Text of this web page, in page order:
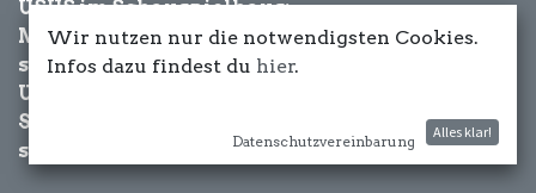
USUS im Schauspielhaus:
Mittwoch bis Samstag: ab 18 Uhr
sowie Eventbezogen.
USUS am Wasser:
Schönwetter-
sowie Eventbezogen.
Wir nutzen nur die notwendigsten Cookies.
Infos dazu findest du hier.
Datenschutzvereinbarung
Alles klar!